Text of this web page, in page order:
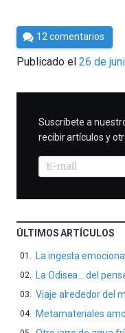
Por
Cultura
Cientifica
12 comentarios
Publicado el 26 de
SUSCRIBIRME
Suscríbete a
recibir artículos y
ÚLTIMOS ARTÍCULOS
La ingesta
La Odisea… del
Viaje alrededor del
Metamateriales